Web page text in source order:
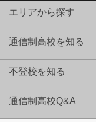
エリアから探す
通信制高校を知る
不登校を知る
通信制高校Q&A